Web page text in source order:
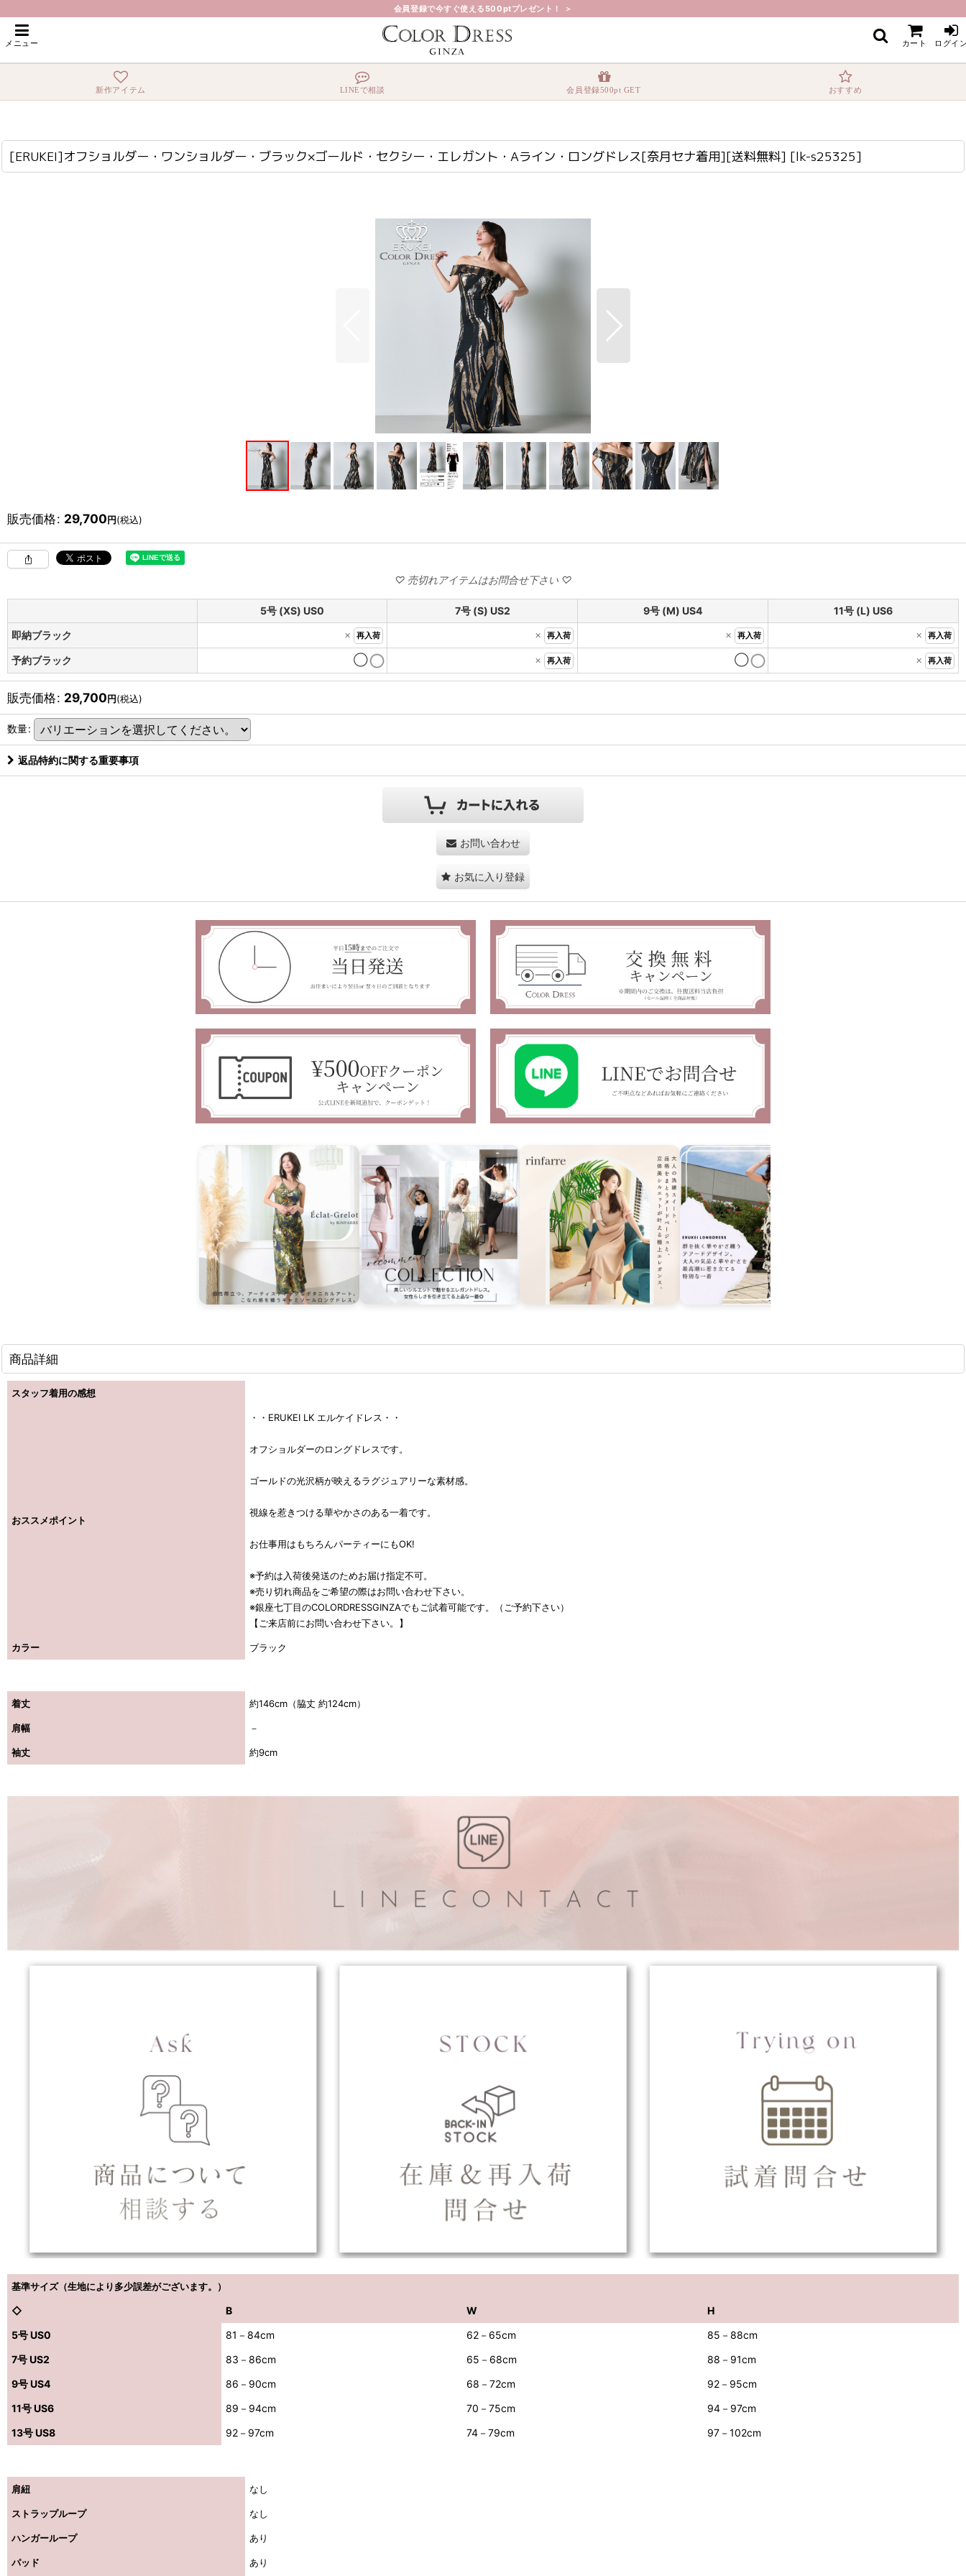
会員登録で今すぐ使える500ptプレゼント！ ＞
メニュー カート ログイ
新作アイテム LINEで相談 会員登録500pt GET おすすめ
ホーム > ロング・マキシ > [ERUKEI]オフショルダー・ワンショルダー・ブラック×ゴールド・セクシー・エレガント・Aライン・ロングドレス[奈月セナ着用][送料無料]
[ERUKEI]オフショルダー・ワンショルダー・ブラック×ゴールド・セクシー・エレガント・Aライン・ロングドレス[奈月セナ着用][送料無料] [lk-s25325]
販売価格: 29,700円(税込)
5号 (XS) US0 7号 (S) US2 9号 (M) US4
11号 (L) US6
即納ブラック
× 再入荷 × 再入荷 × 再入荷 × 再入荷
予約ブラック ◯ × 再入荷 ◯ × 再入荷
販売価格: 29,700円(税込)
数量:
返品特約に関する重要事項
お問い合わせ
お気に入り登録
商品詳細
スタッフ着用の感想
おススメポイント
・・ERUKEI LK エルケイドレス・・
オフショルダーのロングドレスです。
ゴールドの光沢柄が映えるラグジュアリーな素材感。
視線を惹きつける華やかさのある一着です。
お仕事用はもちろんパーティーにもOK!
※予約は入荷後発送のためお届け指定不可。
※売り切れ商品をご希望の際はお問い合わせ下さい。
※銀座七丁目のCOLORDRESSGINZAでもご試着可能です。（ご予約下さい）
【ご来店前にお問い合わせ下さい。】
カラー ブラック
着丈 約146cm（脇丈 約124cm）
肩幅 －
袖丈 約9cm
基準サイズ（生地により多少誤差がございます。）
◇ B W
H
5号 US0
81－84cm 62－65cm
85－88cm
7号 US2
83－86cm 65－68cm
88－91cm
9号 US4
86－90cm 68－72cm
92－95cm
11号 US6
89－94cm 70－75cm
94－97cm
13号 US8
92－97cm 74－79cm 97－102cm
肩紐 なし
ストラップループ なし
ハンガーループ あり
パッド あり